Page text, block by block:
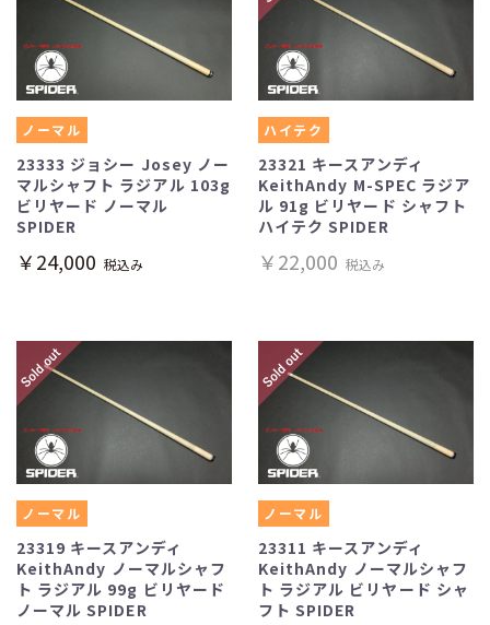
ノーマル
23333 ジョシー Josey ノー
マルシャフト ラジアル 103g
ビリヤード ノーマル
SPIDER
￥24,000 税込み
ハイテク
23321 キースアンディ
KeithAndy M-SPEC ラジア
ル 91g ビリヤード シャフト
ハイテク SPIDER
￥22,000 税込み
ノーマル
23319 キースアンディ
KeithAndy ノーマルシャフ
ト ラジアル 99g ビリヤード
ノーマル SPIDER
ノーマル
23311 キースアンディ
KeithAndy ノーマルシャフ
ト ラジアル ビリヤード シャ
フト SPIDER